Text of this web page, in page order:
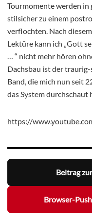
Tourmomente werden in
stilsicher zu einem
verflochten. Nach
Lektüre kann ich „Gott
… “ nicht mehr hören
Dachsbau ist der
Band, die mich nun seit
das System durchschaut
https://
Beitrag
Browser-